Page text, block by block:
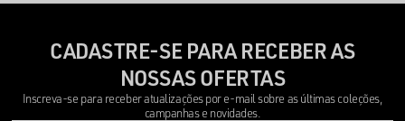
CADASTRE-SE PARA RECEBER AS
NOSSAS OFERTAS
Inscreva-se para receber atualizações por e-mail sobre as últimas coleções,
campanhas e novidades.